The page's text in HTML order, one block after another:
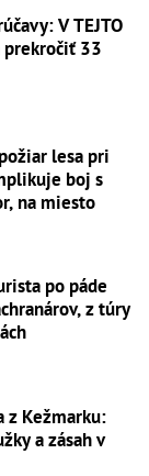
V TEJTO
33
lesa pri
boj s
po páde
z túry
z Kežmarku:
a zásah v